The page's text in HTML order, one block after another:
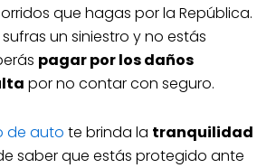
que hagas por la República.
un siniestro y no estás
pagar por los daños
por no contar con seguro.
de auto te brinda la tranquilidad
saber que estás protegido ante